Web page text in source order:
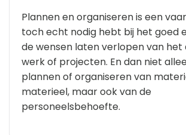
Plannen en organiseren is een
toch echt nodig hebt bij het goed
de wensen laten verlopen van het
werk of projecten. En dan niet
plannen of organiseren van
materieel, maar ook van de
personeelsbehoefte.